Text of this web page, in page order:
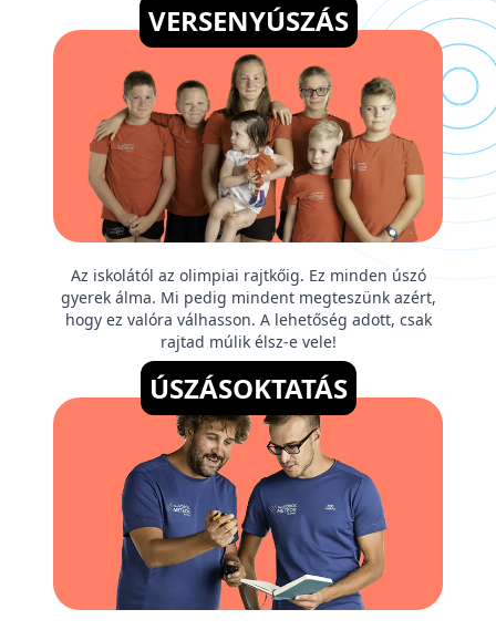
VERSENYÚSZÁS
Az iskolától az olimpiai rajtkőig. Ez minden úszó
gyerek álma. Mi pedig mindent megteszünk azért,
hogy ez valóra válhasson. A lehetőség adott, csak
rajtad múlik élsz-e vele!
ÚSZÁSOKTATÁS